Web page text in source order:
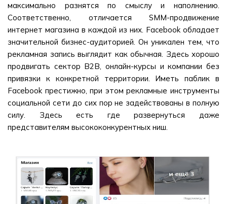
максимально разнятся по смыслу и наполнению.
Соответственно, отличается SMM-продвижение
интернет магазина в каждой из них. Facebook обладает
значительной бизнес-аудиторией. Он уникален тем, что
рекламная запись выглядит как обычная. Здесь хорошо
продвигать сектор B2B, онлайн-курсы и компании без
привязки к конкретной территории. Иметь паблик в
Facebook престижно, при этом рекламные инструменты
социальной сети до сих пор не задействованы в полную
силу. Здесь есть где развернуться даже
представителям высококонкурентных ниш.